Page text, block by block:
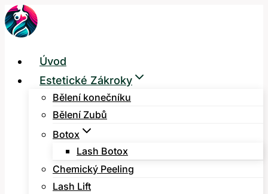
Přeskočit
na
Úvod
Estetické Zákroky
Bělení konečníku
Bělení Zubů
Botox
Lash Botox
Chemický Peeling
Lash Lift